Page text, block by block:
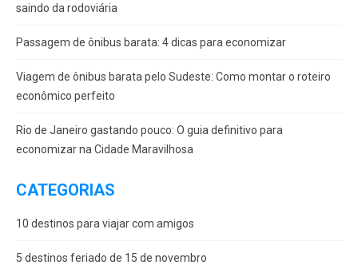
saindo da rodoviária
Passagem de ônibus barata: 4 dicas para economizar
Viagem de ônibus barata pelo Sudeste: Como montar o roteiro
econômico perfeito
Rio de Janeiro gastando pouco: O guia definitivo para
economizar na Cidade Maravilhosa
CATEGORIAS
10 destinos para viajar com amigos
5 destinos feriado de 15 de novembro